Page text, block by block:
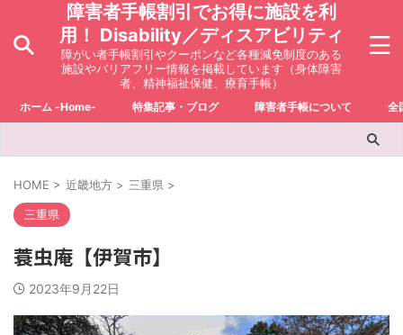
障害者手帳割引でお得に施設を利
用！ Disability／ディスアビリティ
障がい者手帳割引やクーポンなど各種減免制度のある
施設やバリアフリー情報を掲載しています（身体障害
者、精神福祉保健、療育手帳）
ホーム -Home- 特集記事・ブログ 障害者手帳について 全
HOME > 近畿地方 > 三重県 >
三重県
蓑虫庵【伊賀市】
2023年9月22日